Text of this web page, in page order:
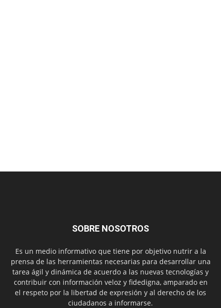
SOBRE NOSOTROS
Es un medio informativo que tiene por objetivo nutrir a la
prensa de las herramientas necesarias para desarrollar una
tarea ágil y dinámica de acuerdo a las nuevas tecnologías y
contribuir con información veloz y fidedigna, amparado en
el respeto por la libertad de expresión y al derecho de los
ciudadanos a informarse.